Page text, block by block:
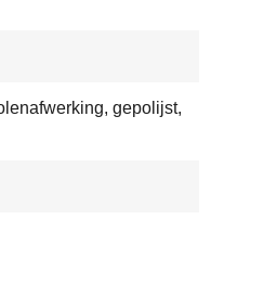
gepolijst,